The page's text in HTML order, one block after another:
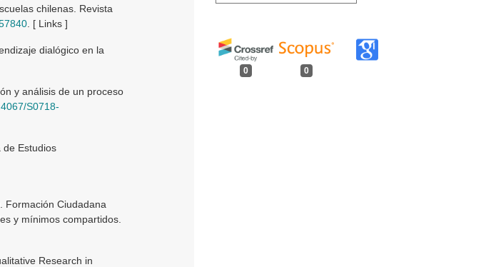
0 0
chilenas. Revista
. [ Links ]
dialógico en la
y análisis de un proceso
S0718-
de Estudios
Formación Ciudadana
y mínimos compartidos.
Research in